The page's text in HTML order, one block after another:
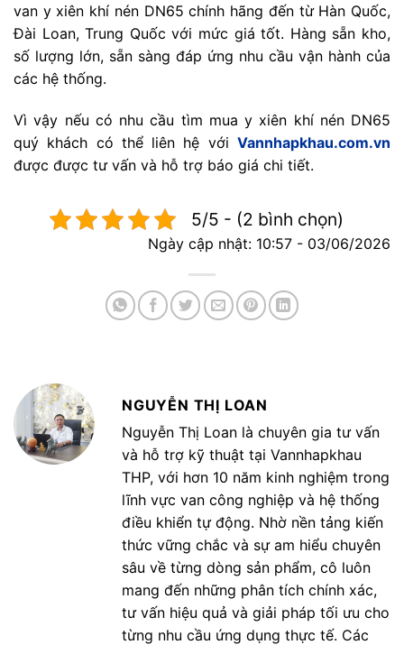
van y xiên khí nén DN65 chính hãng đến từ Hàn Quốc,
Đài Loan, Trung Quốc với mức giá tốt. Hàng sẵn kho,
số lượng lớn, sẵn sàng đáp ứng nhu cầu vận hành của
các hệ thống.
Vì vậy nếu có nhu cầu tìm mua y xiên khí nén DN65
quý khách có thể liên hệ với Vannhapkhau.com.vn
được được tư vấn và hỗ trợ báo giá chi tiết.
5/5 - (2 bình chọn)
Ngày cập nhật: 10:57 - 03/06/2026
NGUYỄN THỊ LOAN
Nguyễn Thị Loan là chuyên gia tư vấn
và hỗ trợ kỹ thuật tại Vannhapkhau
THP, với hơn 10 năm kinh nghiệm trong
lĩnh vực van công nghiệp và hệ thống
điều khiển tự động. Nhờ nền tảng kiến
thức vững chắc và sự am hiểu chuyên
sâu về từng dòng sản phẩm, cô luôn
mang đến những phân tích chính xác,
tư vấn hiệu quả và giải pháp tối ưu cho
từng nhu cầu ứng dụng thực tế. Các